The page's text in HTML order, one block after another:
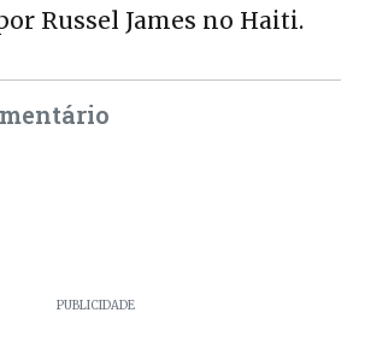
Russel James no Haiti.
PUBLICIDADE